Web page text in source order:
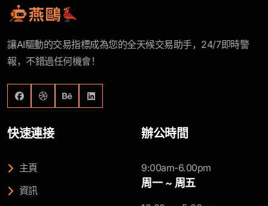
讓AI驅動的交易指標成為您的全天候交易助手，24/7即時警
報，不錯過任何機會！
快速連接
主頁
資訊
辦公時間
9:00am-6.00pm
周一 ~ 周五